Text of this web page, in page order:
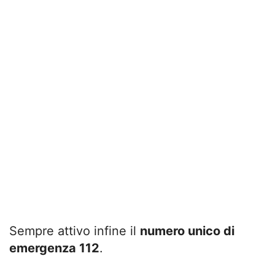
Sempre attivo infine il numero unico di
emergenza 112.